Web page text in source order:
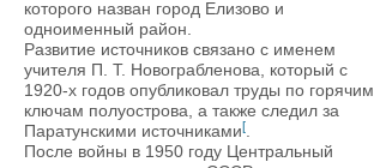
которого назван город Елизово и
одноименный район.
Развитие источников связано с именем
учителя П. Т. Новограбленова, который с
1920-х годов опубликовал труды по горячим
ключам полуострова, а также следил за
Паратунскими источниками[
После войны в 1950 году Центральный